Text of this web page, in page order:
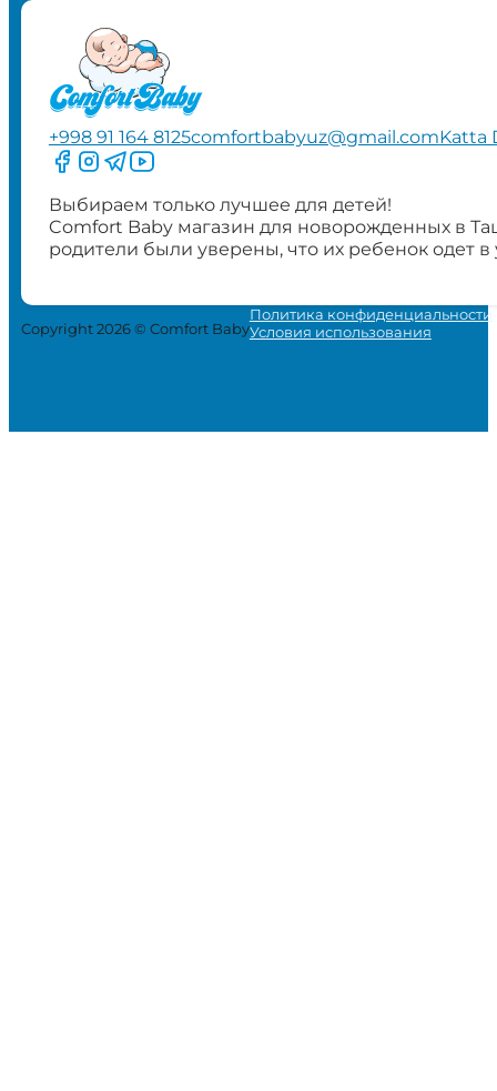
+998 91 164 8125comfortbabyuz@gmail.comKatta
Следите за нами на Facebook
Следите за нами в Instagram
Следите за нами в Telegram
Следите за нами в YouTube
Выбираем только лучшее для детей!
Comfort Baby магазин для новорожденных в
родители были уверены, что их ребенок одет
Copyright 2026 © Comfort Baby
Политика конфиденциальности
Условия использования